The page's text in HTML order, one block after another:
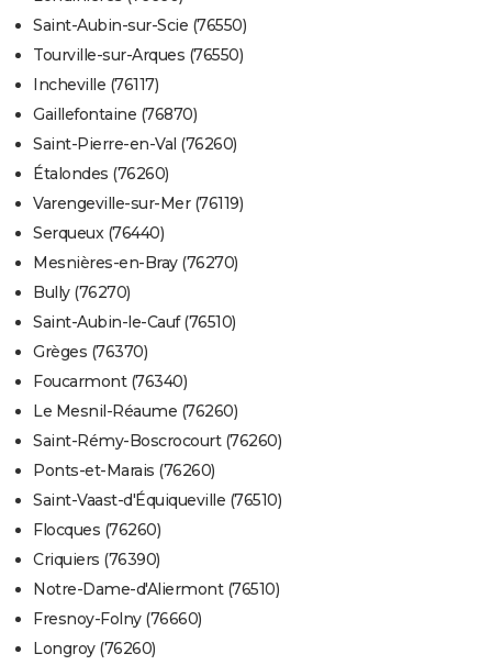
Saint-Aubin-sur-Scie (76550)
Tourville-sur-Arques (76550)
Incheville (76117)
Gaillefontaine (76870)
Saint-Pierre-en-Val (76260)
Étalondes (76260)
Varengeville-sur-Mer (76119)
Serqueux (76440)
Mesnières-en-Bray (76270)
Bully (76270)
Saint-Aubin-le-Cauf (76510)
Grèges (76370)
Foucarmont (76340)
Le Mesnil-Réaume (76260)
Saint-Rémy-Boscrocourt (76260)
Ponts-et-Marais (76260)
Saint-Vaast-d'Équiqueville (76510)
Flocques (76260)
Criquiers (76390)
Notre-Dame-d'Aliermont (76510)
Fresnoy-Folny (76660)
Longroy (76260)